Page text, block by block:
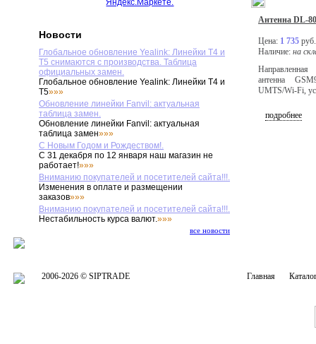
Новости
Глобальное обновление Yealink: Линейки T4 и
T5 снимаются с производства. Таблица
официальных замен.
Глобальное обновление Yealink: Линейки T4 и
T5»»»
Обновление линейки Fanvil: актуальная
таблица замен.
Обновление линейки Fanvil: актуальная
таблица замен»»»
С Новым Годом и Рождеством!.
С 31 декабря по 12 января наш магазин не
работает!»»»
Вниманию покупателей и посетителей сайта!!!.
Изменения в оплате и размещении
заказов»»»
Вниманию покупателей и посетителей сайта!!!.
Нестабильность курса валют.»»»
все новости
Антенна DL-
Цена: 1 735 руб.
Наличие: на
антенна
UMTS/Wi-Fi,
подробнее
2006-2026 © SIPTRADE Главная